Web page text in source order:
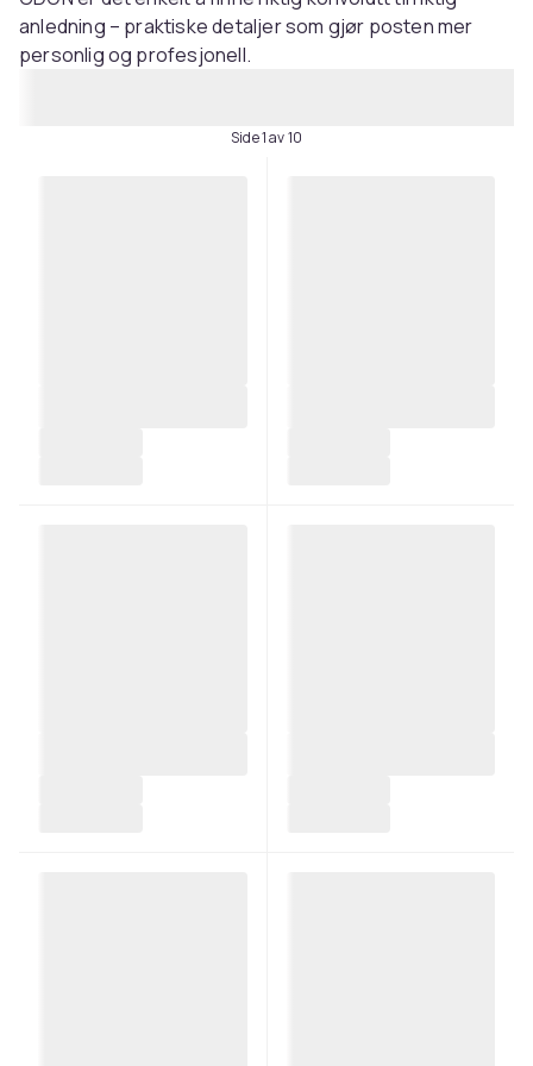
anledning – praktiske detaljer som gjør posten mer
personlig og profesjonell.
Side 1 av 10